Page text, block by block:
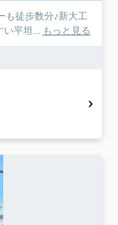
も徒歩数分♪新大工
い平坦... もっと見る